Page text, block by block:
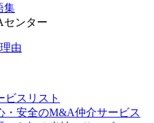
集
センター
由
ビスリスト
・安全のM&A仲介サービス